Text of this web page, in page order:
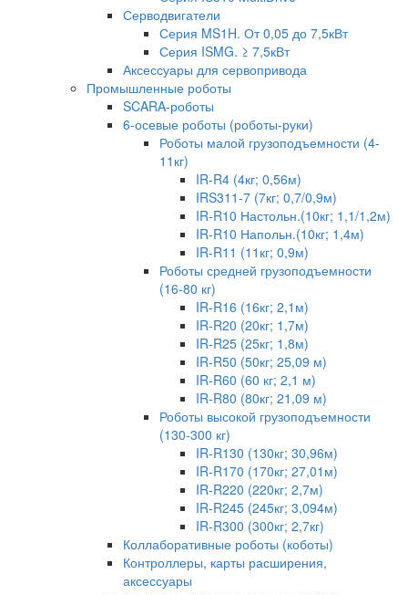
Серводвигатели
Серия MS1H. От 0,05 до 7,5кВт
Серия ISMG. ≥ 7,5кВт
Аксессуары для сервопривода
Промышленные роботы
SCARA-роботы
6-осевые роботы (роботы-руки)
Роботы малой грузоподъемности (4-
11кг)
IR-R4 (4кг; 0,56м)
IRS311-7 (7кг; 0,7/0,9м)
IR-R10 Настольн.(10кг; 1,1/1,2м)
IR-R10 Напольн.(10кг; 1,4м)
IR-R11 (11кг; 0,9м)
Роботы средней грузоподъемности
(16-80 кг)
IR-R16 (16кг; 2,1м)
IR-R20 (20кг; 1,7м)
IR-R25 (25кг; 1,8м)
IR-R50 (50кг; 25,09 м)
IR-R60 (60 кг; 2,1 м)
IR-R80 (80кг; 21,09 м)
Роботы высокой грузоподъемности
(130-300 кг)
IR-R130 (130кг; 30,96м)
IR-R170 (170кг; 27,01м)
IR-R220 (220кг; 2,7м)
IR-R245 (245кг; 3,094м)
IR-R300 (300кг; 2,7кг)
Коллаборативные роботы (коботы)
Контроллеры, карты расширения,
аксессуары